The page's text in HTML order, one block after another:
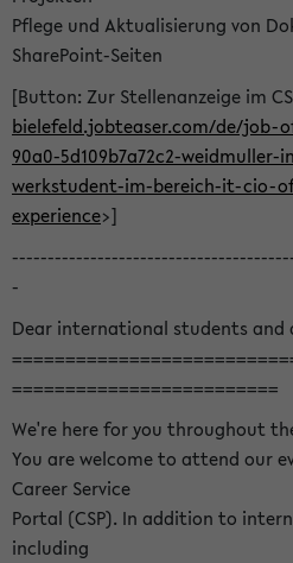
Pflege und Aktualisierung von
SharePoint-Seiten
[Button: Zur Stellenanzeige im
bielefeld.jobteaser.com/de/job-
90a0-5d109b7a72c2-
werkstudent-im-bereich-it-cio-
experience>]
-
Dear international students
=========================
We're here for you throughout
You are welcome to attend our
Career Service
Portal (CSP). In addition to
including